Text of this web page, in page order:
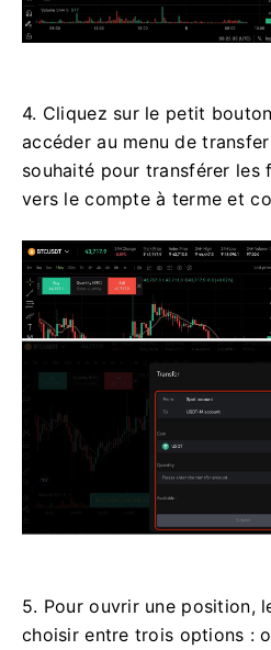
4. Cliquez sur le petit
accéder au menu de
souhaité pour transférer les
vers le compte à terme et
5. Pour ouvrir une position,
choisir entre trois options :